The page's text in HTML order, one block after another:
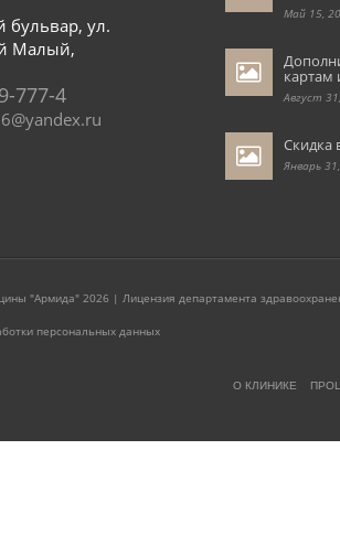
бульвар, ул.
Малый,
777-4
Май 15,
картам
Август
Скидка
Январь
"Армида" 2026 | Лицензия департамента
персональных данных
О КЛИНИКЕ